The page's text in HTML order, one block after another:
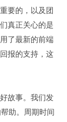
要的，以及团
真正关心的是
了最新的前端
报的支持，这
故事。我们发
助。周期时间